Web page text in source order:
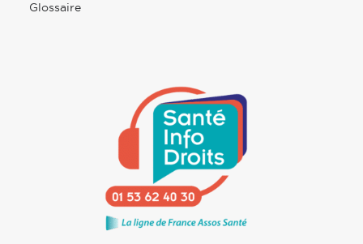
Glossaire